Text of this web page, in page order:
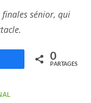
finales sénior, qui
0
PARTAGES